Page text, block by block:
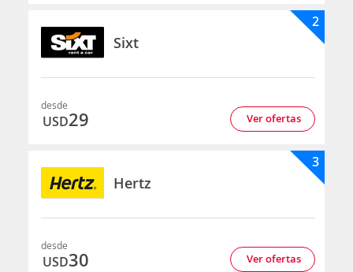
Sixt
2
desde
USD29 Ver ofertas
Hertz
3
desde
USD30 Ver ofertas